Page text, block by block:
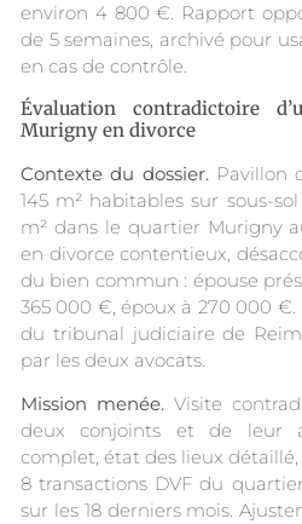
environ 4 800 €. Rapport
de 5 semaines, archivé pour
en cas de contrôle.
Évaluation contradictoire
Murigny en divorce
Contexte du dossier. Pavillon
145 m² habitables sur sous-
m² dans le quartier Murigny
en divorce contentieux,
du bien commun : épouse
365 000 €, époux à 270 000
du tribunal judiciaire de
par les deux avocats.
Mission menée.Visite
deux conjoints et de leur
complet, état des lieux
8 transactions DVF du
sur les 18 derniers mois.